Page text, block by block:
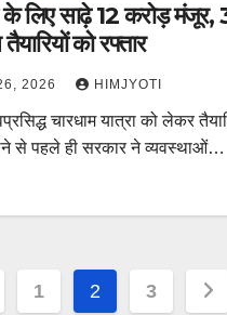
के लिए साढ़े 12 करोड़ मंजूर,
को रफ्तार
2026 HIMJYOTI
चारधाम यात्रा को लेकर
से पहले ही सरकार ने व्यवस्थाओं…
1 2 3